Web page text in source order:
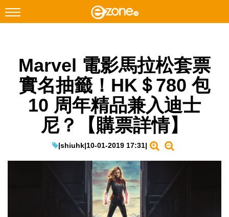
Facebook Instagram
科技焦點
網絡生活
EduTech
生成式AI與雲端應用
Marvel 電影馬拉松套票
實名抽籤！HK＄780 包
10 周年精品兼入迪士
尼？【購票詳情】
|shiuhk|10-01-2019 17:31|